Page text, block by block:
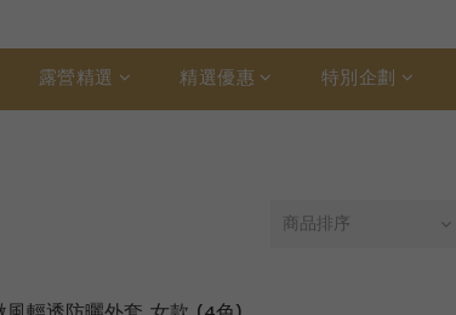
露營精選 精選優惠 特別企劃
商品排序